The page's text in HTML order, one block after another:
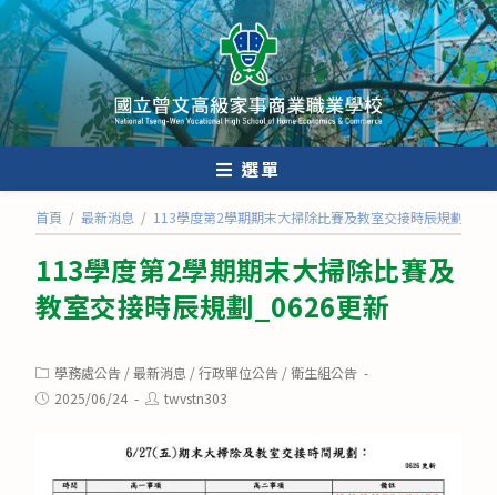
跳
轉
至
主
要
內
選單
首頁 / 最新消息 / 113學度第2學期期末大掃除比賽及教室交接時辰規劃
113學度第2學期期末大掃除比賽及
教室交接時辰規劃_0626更新
Post
category:
學務處公告 /最新消息 /行政單位公告 /衛生組公告
Post2025/06/24
Posttwvstn303